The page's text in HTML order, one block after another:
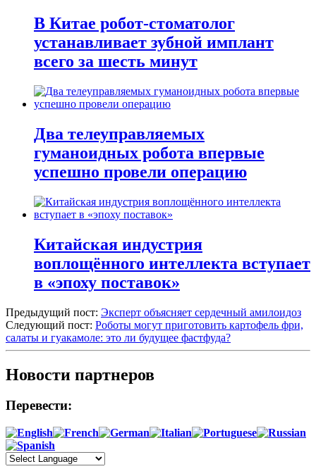
В Китае робот-стоматолог
устанавливает зубной имплант
всего за шесть минут
Два телеуправляемых
гуманоидных робота впервые
успешно провели операцию
Китайская индустрия
воплощённого интеллекта вступает
в «эпоху поставок»
Предыдущий пост: Эксперт объясняет сердечный амилоидоз
Следующий пост: Роботы могут приготовить картофель фри,
салаты и гуакамоле: это ли будущее фастфуда?
Новости партнеров
Перевести: